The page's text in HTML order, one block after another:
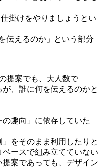
掛けをやりましょうとい
伝えるのか」という部分
提案でも、大人数で
、誰に何を伝えるのかと
の趣向」に依存していた
」をそのまま利用したりと
ースで組み立てていない
案であっても、デザイン